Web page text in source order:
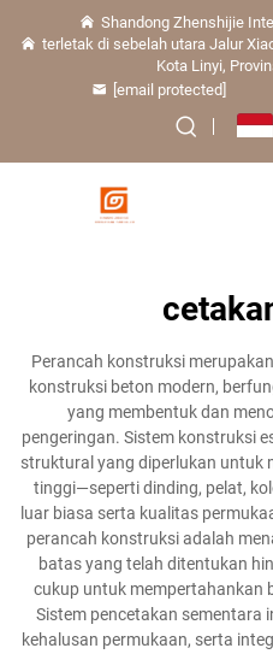
Shandong Zhenshijie
terletak di sebelah utara Jalur
Kota Linyi,
[email protected]
Perancah konstruksi
konstruksi beton modern,
yang membentuk dan
pengeringan. Sistem konstruksi
struktural yang diperlukan untuk
tinggi—seperti dinding, pelat,
luar biasa serta kualitas
perancah konstruksi adalah
batas yang telah ditentukan
cukup untuk mempertahankan
Sistem pencetakan sementara
kehalusan permukaan, serta